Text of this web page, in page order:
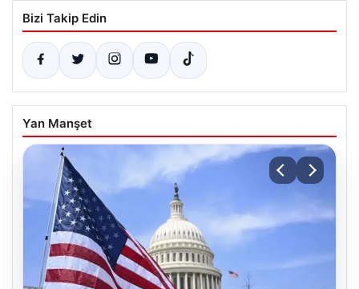
Bizi Takip Edin
Yan Manşet